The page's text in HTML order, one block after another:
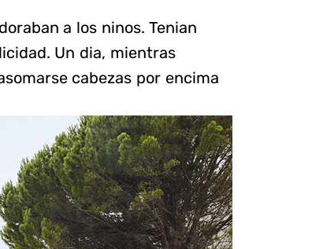
a los ninos. Tenian
Un dia, mientras
cabezas por encima